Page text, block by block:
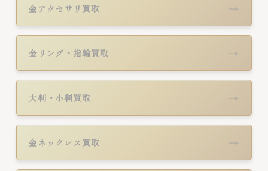
金アクセサリ買取 →
金リング・指輪買取 →
大判・小判買取 →
金ネックレス買取 →